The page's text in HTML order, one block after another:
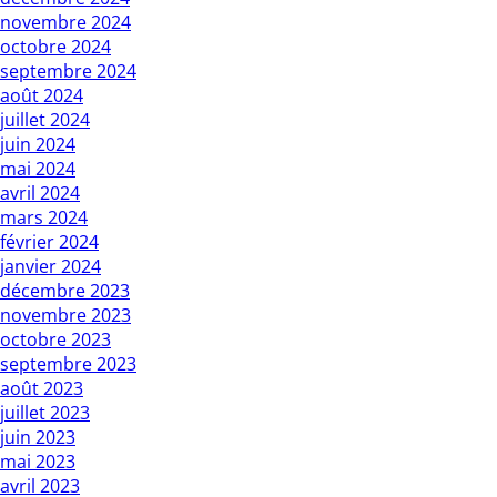
novembre 2024
octobre 2024
septembre 2024
août 2024
juillet 2024
juin 2024
mai 2024
avril 2024
mars 2024
février 2024
janvier 2024
décembre 2023
novembre 2023
octobre 2023
septembre 2023
août 2023
juillet 2023
juin 2023
mai 2023
avril 2023